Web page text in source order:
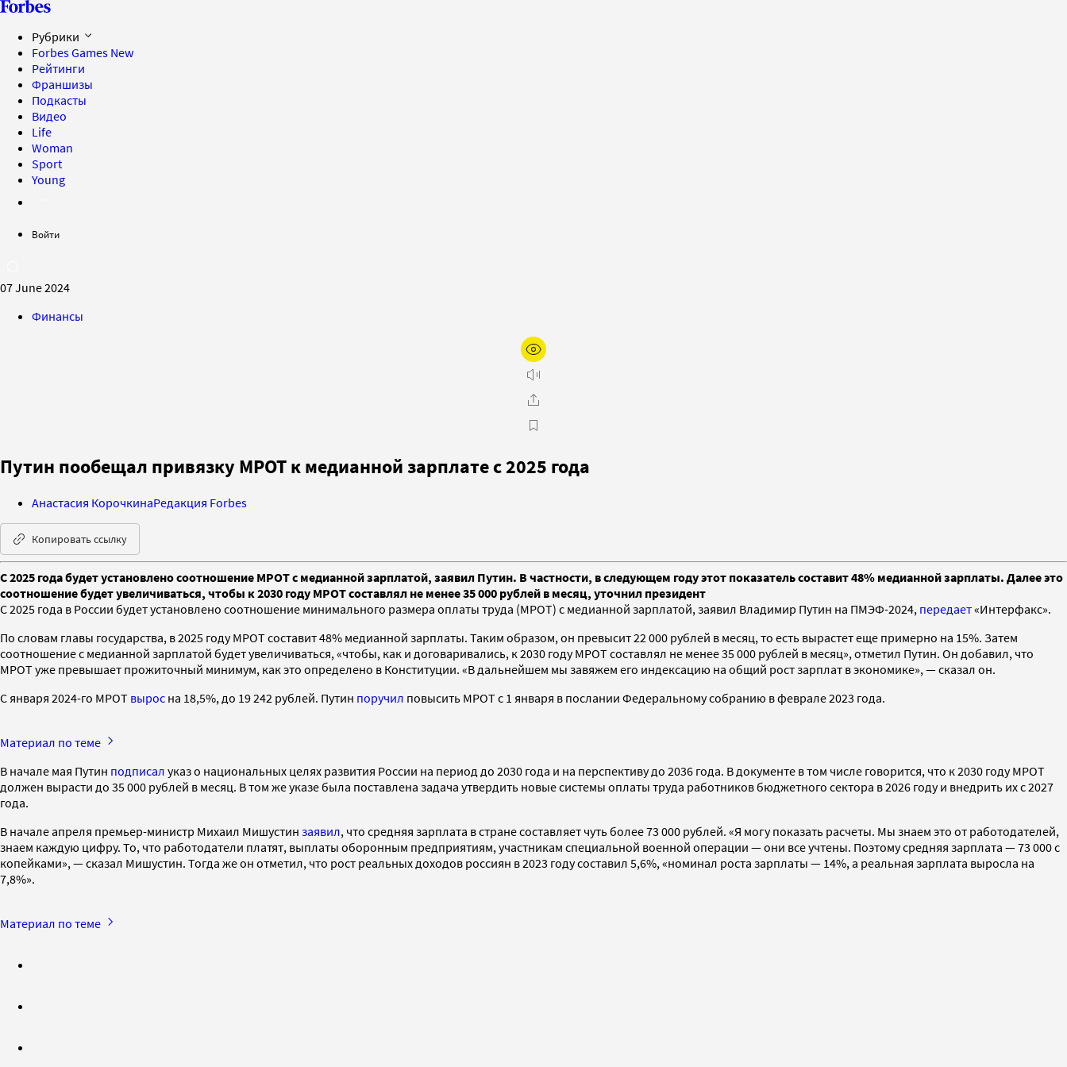
Рубрики
Forbes Games New
Рейтинги
Франшизы
Подкасты
Видео
Life
Woman
Sport
Young
Войти
07 June 2024
Финансы
Путин пообещал привязку МРОТ к медианной зарплате с 2025 года
Анастасия КорочкинаРедакция Forbes
Копировать ссылку
С 2025 года будет установлено соотношение МРОТ с медианной зарплатой, заявил Путин. В частности, в следующем году этот показатель составит 48% медианной зарплаты. Далее это
соотношение будет увеличиваться, чтобы к 2030 году МРОТ составлял не менее 35 000 рублей в месяц, уточнил президент
С 2025 года в России будет установлено соотношение минимального размера оплаты труда (МРОТ) с медианной зарплатой, заявил Владимир Путин на ПМЭФ-2024, передает«Интерфакс».
По словам главы государства, в 2025 году МРОТ составит 48% медианной зарплаты. Таким образом, он превысит 22 000 рублей в месяц, то есть вырастет еще примерно на 15%. Затем
соотношение с медианной зарплатой будет увеличиваться, «чтобы, как и договаривались, к 2030 году МРОТ составлял не менее 35 000 рублей в месяц», отметил Путин. Он добавил, что
МРОТ уже превышает прожиточный минимум, как это определено в Конституции. «В дальнейшем мы завяжем его индексацию на общий рост зарплат в экономике», — сказал он.
С января 2024-го МРОТ вырос на 18,5%, до 19 242 рублей. Путин поручил повысить МРОТ с 1 января в послании Федеральному собранию в феврале 2023 года.
Материал по теме
В начале мая Путин подписал указ о национальных целях развития России на период до 2030 года и на перспективу до 2036 года. В документе в том числе говорится, что к 2030 году МРОТ
должен вырасти до 35 000 рублей в месяц. В том же указе была поставлена задача утвердить новые системы оплаты труда работников бюджетного сектора в 2026 году и внедрить их с 2027
года.
В начале апреля премьер-министр Михаил Мишустин заявил, что средняя зарплата в стране составляет чуть более 73 000 рублей. «Я могу показать расчеты. Мы знаем это от работодателей,
знаем каждую цифру. То, что работодатели платят, выплаты оборонным предприятиям, участникам специальной военной операции — они все учтены. Поэтому средняя зарплата — 73 000 с
копейками», — сказал Мишустин. Тогда же он отметил, что рост реальных доходов россиян в 2023 году составил 5,6%, «номинал роста зарплаты — 14%, а реальная зарплата выросла на
7,8%».
Материал по теме